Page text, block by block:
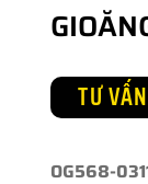
TƯ
OG568-